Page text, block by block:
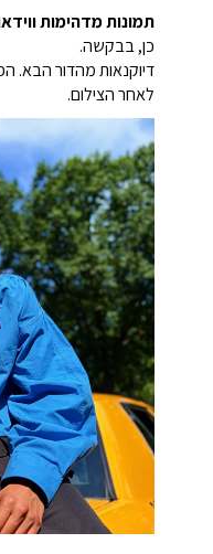
תמונות מדהימות
כן, בבקשה.
דיוקנאות מהדור הבא.
לאחר הצילום.